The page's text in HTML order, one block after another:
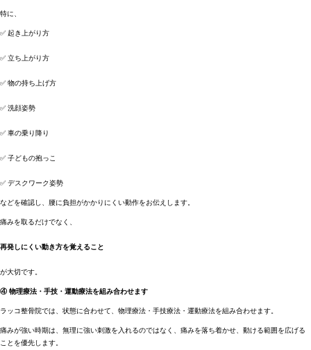
特に、
✅ 起き上がり方
✅ 立ち上がり方
✅ 物の持ち上げ方
✅ 洗顔姿勢
✅ 車の乗り降り
✅ 子どもの抱っこ
✅ デスクワーク姿勢
などを確認し、腰に負担がかかりにくい動作をお伝えします。
痛みを取るだけでなく、
再発しにくい動き方を覚えること
が大切です。
④ 物理療法・手技・運動療法を組み合わせます
ラッコ整骨院では、状態に合わせて、物理療法・手技療法・運動療法を組み合わせます。
痛みが強い時期は、無理に強い刺激を入れるのではなく、痛みを落ち着かせ、動ける範囲を広げる
ことを優先します。